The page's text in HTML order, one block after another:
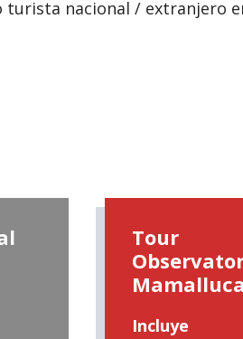
nacional / extranjero
Tour
Mamalluca
Incluye